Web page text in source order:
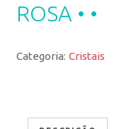
ROSA • •
Categoria:Cristais